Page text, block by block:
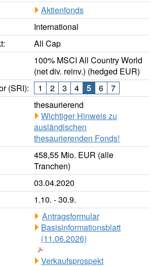
Aktienfonds
International
All Cap
100% MSCI All Country World
(net div. reinv.) (hedged EUR)
(SRI):
1 2 3 4 5 6
7
thesaurierend
Wichtiger Hinweis zu
ausländischen
thesaurierenden Fonds!
458,55 Mio. EUR (alle
Tranchen)
03.04.2020
1.10. - 30.9.
Antragsformular
Basisinformationsblatt
(11.06.2026)
Verkaufsprospekt